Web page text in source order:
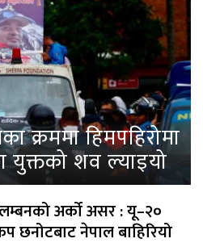
क्रममा हिमपहिरोमा
युक्तको शव ल्याइयो
अर्को असर : यू–२०
छनोटबाट नेपाल बाहिरियो